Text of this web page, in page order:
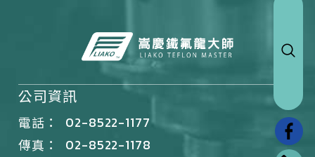
公司資訊
電話：
02-8522-1177
傳真：
02-8522-1178